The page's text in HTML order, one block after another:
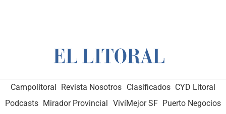
Campolitoral Revista Nosotros Clasificados CYD Litoral
Podcasts Mirador Provincial VivíMejor SF Puerto Negocios